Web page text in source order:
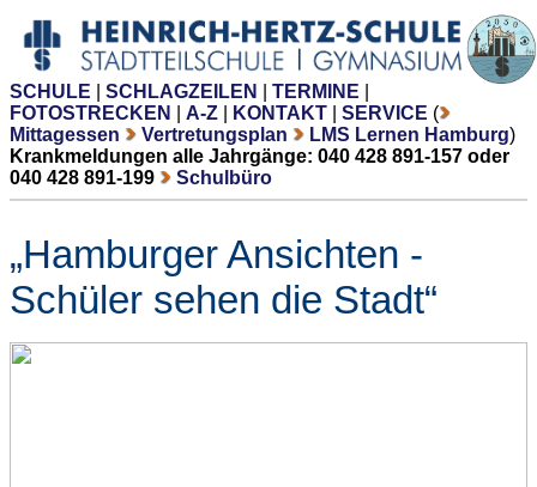
SCHULE SCHLAGZEILEN TERMINE
FOTOSTRECKEN
A-Z KONTAKT SERVICE (
Mittagessen
Vertretungsplan LMS Lernen Hamburg)
Krankmeldungen alle Jahrgänge: 040 428 891-157 oder
040 428 891-199
Schulbüro
„Hamburger Ansichten -
Schüler sehen die Stadt“